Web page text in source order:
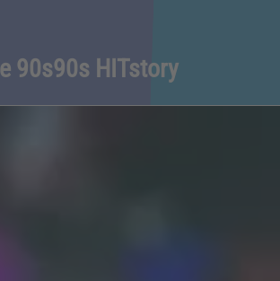
90s90s HITstory